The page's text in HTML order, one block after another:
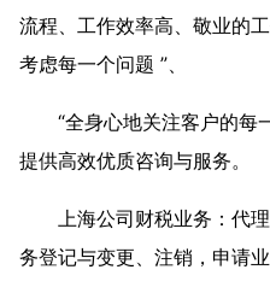
流程、工作效率高、敬业的
考虑每一个问题 ”、
“全身心地关注客户的每
提供高效优质咨询与服务。
上海公司财税业务：代
务登记与变更、注销，申请